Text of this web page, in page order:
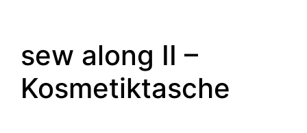
sew along II –
Kosmetiktasche